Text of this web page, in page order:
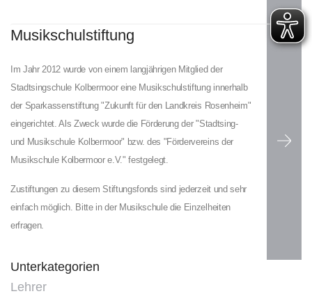
Musikschulstiftung
Im Jahr 2012 wurde von einem langjährigen Mitglied der
Stadtsingschule Kolbermoor eine Musikschulstiftung innerhalb
der Sparkassenstiftung "Zukunft für den Landkreis Rosenheim"
eingerichtet. Als Zweck wurde die Förderung der "Stadtsing-
und Musikschule Kolbermoor" bzw. des "Fördervereins der
Musikschule Kolbermoor e.V." festgelegt.
Zustiftungen zu diesem Stiftungsfonds sind jederzeit und sehr
einfach möglich. Bitte in der Musikschule die Einzelheiten
erfragen.
Weiterlesen
…
Unterkategorien
Lehrer